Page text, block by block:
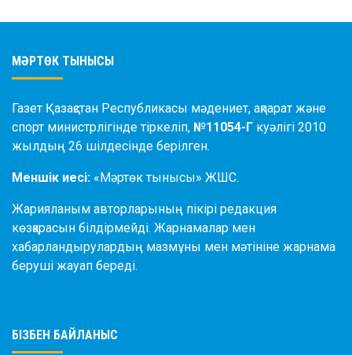
МӘРТӨК ТЫНЫСЫ
Газет Қазақстан Республикасы мәдениет, ақпарат және
спорт министрлігінде тіркеліп, №11054-Г куәлігі 2010
жылдың 26 шілдесінде берілген.
Меншік иесі: «Мәртөк тынысы» ЖШС.
Жарияланым авторларының пікірі редакция
көзқарасын білдірмейді. Жарнамалар мен
хабарландырулардың мазмұны мен мәтініне жарнама
беруші жауап береді.
БІЗБЕН БАЙЛАНЫС